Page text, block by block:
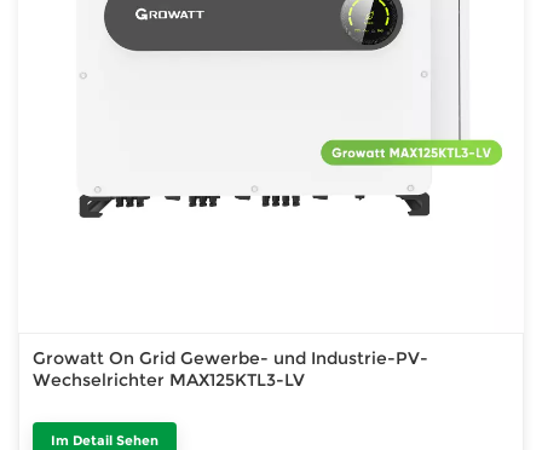
Growatt On Grid Gewerbe- und Industrie-PV-
Wechselrichter MAX125KTL3-LV
Im Detail Sehen